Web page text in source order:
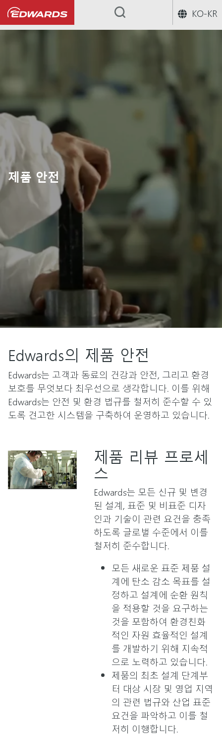
KO-KR
...
제품 안전
Edwards의 제품 안전
Edwards는 고객과 동료의 건강과 안전, 그리고 환경
보호를 무엇보다 최우선으로 생각합니다. 이를 위해
Edwards는 안전 및 환경 법규를 철저히 준수할 수 있
도록 견고한 시스템을 구축하여 운영하고 있습니다.
제품 리뷰 프로세
스
Edwards는 모든 신규 및 변경
된 설계, 표준 및 비표준 디자
인과 기술이 관련 요건을 충족
하도록 글로벌 수준에서 이를
철저히 준수합니다.
모든 새로운 표준 제품 설
계에 탄소 감소 목표를 설
정하고 설계에 순환 원칙
을 적용할 것을 요구하는
것을 포함하여 환경친화
적인 자원 효율적인 설계
를 개발하기 위해 지속적
으로 노력하고 있습니다.
제품의 최초 설계 단계부
터 대상 시장 및 영업 지역
의 관련 법규와 산업 표준
요건을 파악하고 이를 철
저히 이행합니다.